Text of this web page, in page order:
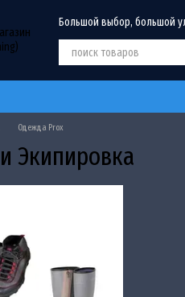
Большой выбор, большой
Одежда Prox
Экипировка